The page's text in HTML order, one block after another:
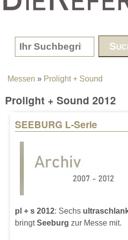
Search form
You are here
Messen » Prolight + Sound
Prolight + Sound 2012
SEEBURG L-Serie
pl + s 2012: Sechs
bringtSeeburg zur Messe mit.
Pages